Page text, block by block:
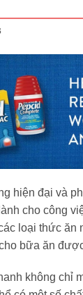
hiện đại và
cho công
loại thức ăn
bữa ăn
không chỉ